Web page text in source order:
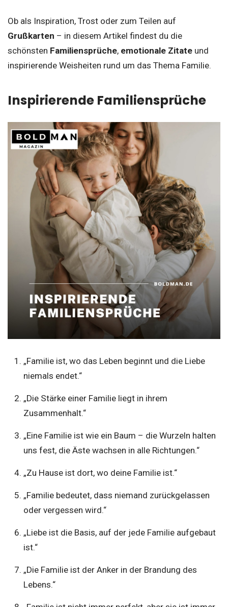
Ob als Inspiration, Trost oder zum Teilen auf
Grußkarten – in diesem Artikel findest du die
schönsten Familiensprüche, emotionale Zitate und
inspirierende Weisheiten rund um das Thema Familie.
Inspirierende Familiensprüche
„Familie ist, wo das Leben beginnt und die Liebe
niemals endet.“
„Die Stärke einer Familie liegt in ihrem
Zusammenhalt.“
„Eine Familie ist wie ein Baum – die Wurzeln halten
uns fest, die Äste wachsen in alle Richtungen.“
„Zu Hause ist dort, wo deine Familie ist.“
„Familie bedeutet, dass niemand zurückgelassen
oder vergessen wird.“
„Liebe ist die Basis, auf der jede Familie aufgebaut
ist.“
„Die Familie ist der Anker in der Brandung des
Lebens.“